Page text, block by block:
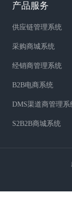
产品服务
供应链管理系统
采购商城系统
经销商管理系统
B2B电商系统
DMS渠道商管理系
S2B2B商城系统